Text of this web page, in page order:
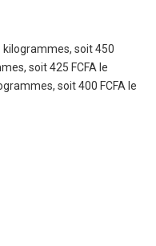
kilogrammes, soit 450
soit 425 FCFA le
soit 400 FCFA le